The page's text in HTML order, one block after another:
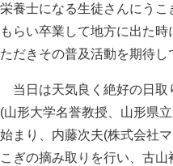
栄養士になる生徒さんにう
もらい卒業して地方に出た
ただきその普及活動を期待し
当日は天気良く絶好の日取
(山形大学名誉教授、山形県
始まり、内藤次夫(株式会社
こぎの摘み取りを行い、古